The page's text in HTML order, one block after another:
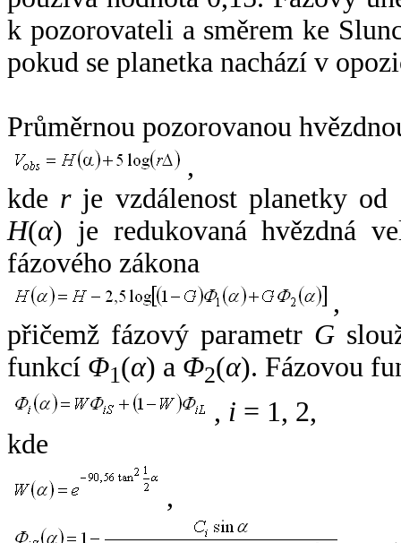
k pozorovateli a směrem ke
pokud se planetka nachází v
Průměrnou pozorovanou
,
kde rje vzdálenost planetky od
H(α) je redukovaná hvězdná
fázového zákona
,
přičemž fázový parametr G
funkcí Φ1(α) a Φ2(α). Fázovou
, i = 1, 2,
kde
,